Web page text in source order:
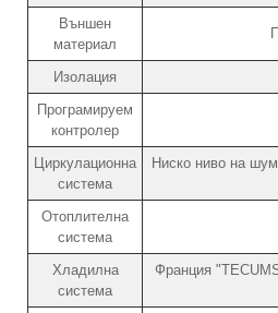
Външен
материал
Изолация
Програмируем
контролер
Циркулационна
система
Ниско ниво на
Отоплителна
система
Хладилна
система
Франция